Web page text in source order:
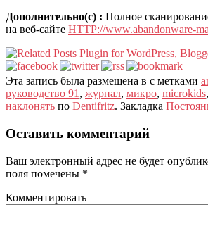
Дополнительно(с) : Полное
на веб-сайте HTTP://www.abandonware-
Эта запись была размещена в с метками
руководство 91, журнал, микро, microkids,
наклонять по Dentifritz. Закладка
Оставить комментарий
Ваш электронный адрес не будет
поля помечены *
Комментировать